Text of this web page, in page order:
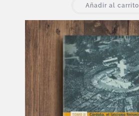
Añadir al carrito